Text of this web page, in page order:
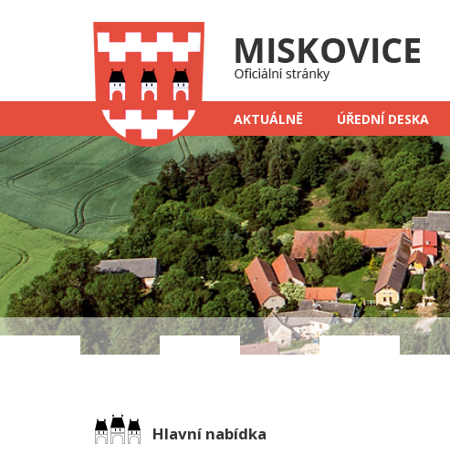
AKTUÁLNĚ ÚŘEDNÍ DESKA
Hlavní nabídka